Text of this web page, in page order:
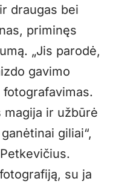
draugas bei
priminęs
„Jis parodė,
gavimo
magija ir užbūrė
giliai“,
su ja